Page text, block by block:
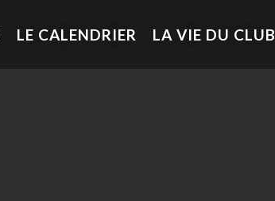
LE CALENDRIER LA VIE DU CLUB